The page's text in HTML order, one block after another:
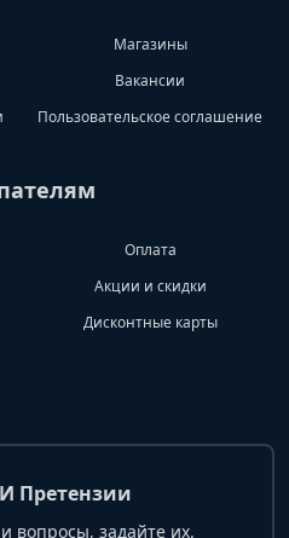
Магазины
Вакансии
Пользовательское соглашение
Оплата
Акции и скидки
Дисконтные карты
Претензии
вопросы, задайте их.